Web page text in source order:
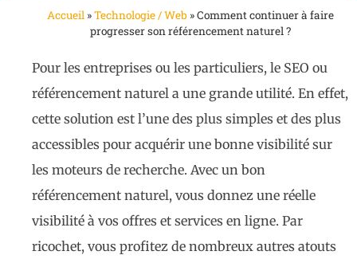
Accueil »Technologie / Web »Comment continuer à faire
progresser son référencement naturel ?
Pour les entreprises ou les particuliers, le SEO ou
référencement naturel a une grande utilité. En effet,
cette solution est l’une des plus simples et des plus
accessibles pour acquérir une bonne visibilité sur
les moteurs de recherche. Avec un bon
référencement naturel, vous donnez une réelle
visibilité à vos offres et services en ligne. Par
ricochet, vous profitez de nombreux autres atouts